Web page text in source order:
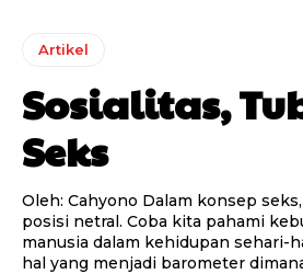
Artikel
Sosialitas,
Seks
Oleh: Cahyono Dalam konsep seks, agama menduduki
posisi netral. Coba kita pahami
manusia dalam kehidupan sehari-
hal yang menjadi barometer